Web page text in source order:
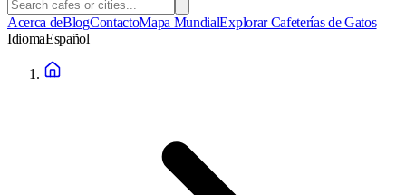
Acerca deBlogContactoMapa MundialExplorar Cafeterías de Gatos
IdiomaEspañol